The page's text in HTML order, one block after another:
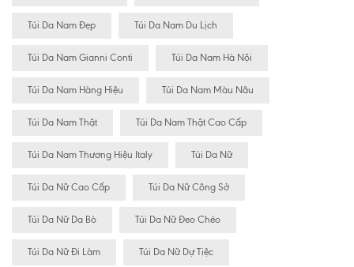
Túi Da Nam Đẹp Túi Da Nam Du Lịch
Túi Da Nam Gianni Conti Túi Da Nam Hà Nội
Túi Da Nam Hàng Hiệu Túi Da Nam Màu Nâu
Túi Da Nam Thật Túi Da Nam Thật Cao Cấp
Túi Da Nam Thương Hiệu Italy Túi Da Nữ
Túi Da Nữ Cao Cấp Túi Da Nữ Công Sở
Túi Da Nữ Da Bò Túi Da Nữ Đeo Chéo
Túi Da Nữ Đi Làm Túi Da Nữ Dự Tiệc